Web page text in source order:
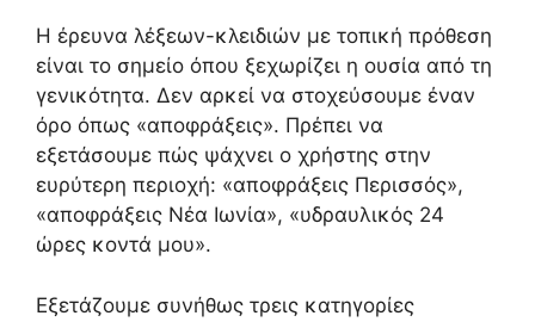
Η έρευνα λέξεων-κλειδιών με τοπική πρόθεση
είναι το σημείο όπου ξεχωρίζει η ουσία από τη
γενικότητα. Δεν αρκεί να στοχεύσουμε έναν
όρο όπως «αποφράξεις». Πρέπει να
εξετάσουμε πώς ψάχνει ο χρήστης στην
ευρύτερη περιοχή: «αποφράξεις Περισσός»,
«αποφράξεις Νέα Ιωνία», «υδραυλικός 24
ώρες κοντά μου».
Εξετάζουμε συνήθως τρεις κατηγορίες